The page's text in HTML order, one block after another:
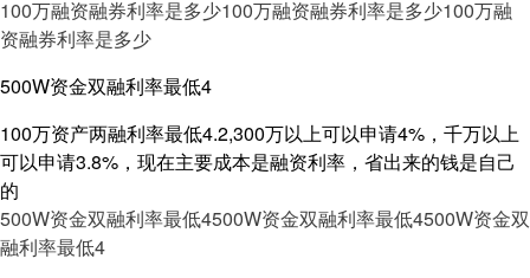
100万融资融券利率是多少100万融资融券利率是多少100万融
资融券利率是多少
500W资金双融利率最低4
100万资产两融利率最低4.2,300万以上可以申请4%，千万以上
可以申请3.8%，现在主要成本是融资利率，省出来的钱是自己
的
500W资金双融利率最低4500W资金双融利率最低4500W资金双
融利率最低4